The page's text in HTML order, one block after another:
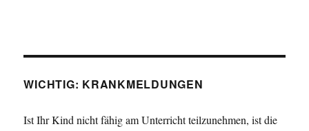
WICHTIG: KRANKMELDUNGEN
Ist Ihr Kind nicht fähig am Unterricht teilzunehmen, ist die